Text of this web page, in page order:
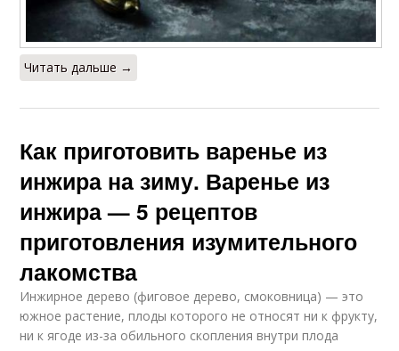
Читать дальше →
Как приготовить варенье из
инжира на зиму. Варенье из
инжира — 5 рецептов
приготовления изумительного
лакомства
Инжирное дерево (фиговое дерево, смоковница) — это
южное растение, плоды которого не относят ни к фрукту,
ни к ягоде из-за обильного скопления внутри плода